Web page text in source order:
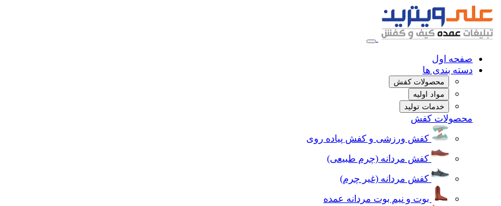
صفحه اول
دسته بندی ها
محصولات کفش
مواد اولیه
خدمات تولید
محصولات کفش
کفش ورزشی و کفش پیاده روی
کفش مردانه (چرم طبیعی)
کفش مردانه (غیر چرم)
بوت و نیم بوت مردانه عمده